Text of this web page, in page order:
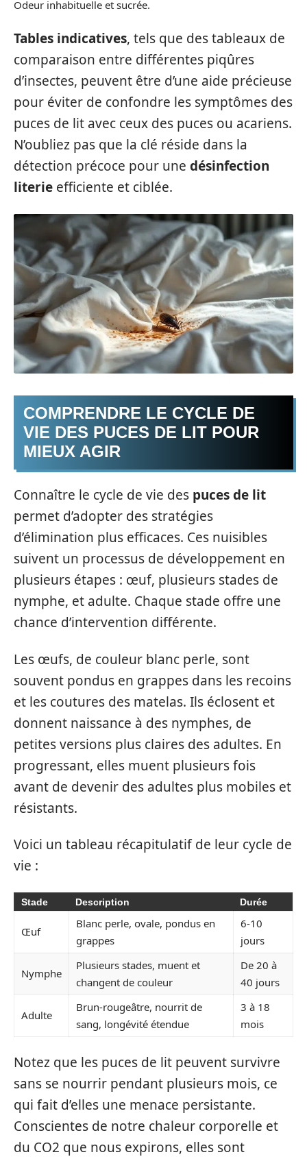
Odeur inhabituelle et sucrée.
Tables indicatives, tels que des tableaux de
comparaison entre différentes piqûres
d’insectes, peuvent être d’une aide précieuse
pour éviter de confondre les symptômes des
puces de lit avec ceux des puces ou acariens.
N’oubliez pas que la clé réside dans la
détection précoce pour une désinfection
literie efficiente et ciblée.
COMPRENDRE LE CYCLE DE
VIE DES PUCES DE LIT POUR
MIEUX AGIR
Connaître le cycle de vie des puces de lit
permet d’adopter des stratégies
d’élimination plus efficaces. Ces nuisibles
suivent un processus de développement en
plusieurs étapes : œuf, plusieurs stades de
nymphe, et adulte. Chaque stade offre une
chance d’intervention différente.
Les œufs, de couleur blanc perle, sont
souvent pondus en grappes dans les recoins
et les coutures des matelas. Ils éclosent et
donnent naissance à des nymphes, de
petites versions plus claires des adultes. En
progressant, elles muent plusieurs fois
avant de devenir des adultes plus mobiles et
résistants.
Voici un tableau récapitulatif de leur cycle de
vie :
Stade Description Durée
Œuf
Blanc perle, ovale, pondus en
grappes
6-10
jours
Nymphe
Plusieurs stades, muent et
changent de couleur
De 20 à
40 jours
Adulte
Brun-rougeâtre, nourrit de
sang, longévité étendue
3 à 18
mois
Notez que les puces de lit peuvent survivre
sans se nourrir pendant plusieurs mois, ce
qui fait d’elles une menace persistante.
Conscientes de notre chaleur corporelle et
du CO2 que nous expirons, elles sont